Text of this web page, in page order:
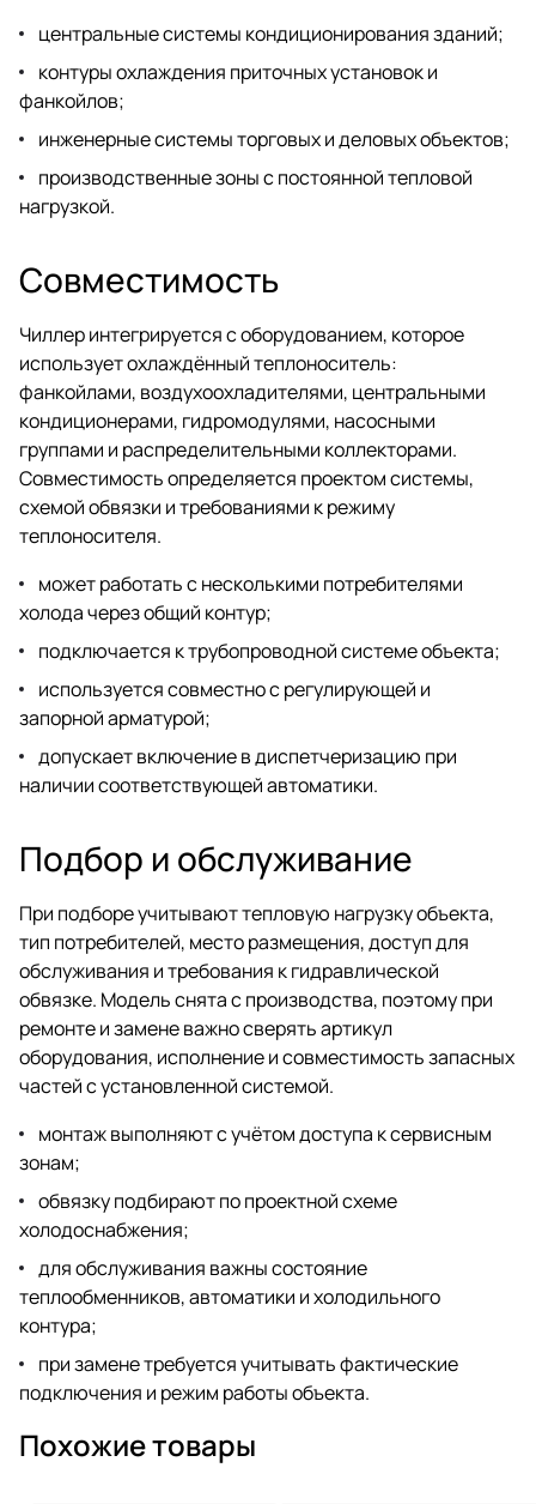
центральные системы кондиционирования зданий;
контуры охлаждения приточных установок и
фанкойлов;
инженерные системы торговых и деловых объектов;
производственные зоны с постоянной тепловой
нагрузкой.
Совместимость
Чиллер интегрируется с оборудованием, которое
использует охлаждённый теплоноситель:
фанкойлами, воздухоохладителями, центральными
кондиционерами, гидромодулями, насосными
группами и распределительными коллекторами.
Совместимость определяется проектом системы,
схемой обвязки и требованиями к режиму
теплоносителя.
может работать с несколькими потребителями
холода через общий контур;
подключается к трубопроводной системе объекта;
используется совместно с регулирующей и
запорной арматурой;
допускает включение в диспетчеризацию при
наличии соответствующей автоматики.
Подбор и обслуживание
При подборе учитывают тепловую нагрузку объекта,
тип потребителей, место размещения, доступ для
обслуживания и требования к гидравлической
обвязке. Модель снята с производства, поэтому при
ремонте и замене важно сверять артикул
оборудования, исполнение и совместимость запасных
частей с установленной системой.
монтаж выполняют с учётом доступа к сервисным
зонам;
обвязку подбирают по проектной схеме
холодоснабжения;
для обслуживания важны состояние
теплообменников, автоматики и холодильного
контура;
при замене требуется учитывать фактические
подключения и режим работы объекта.
Похожие товары